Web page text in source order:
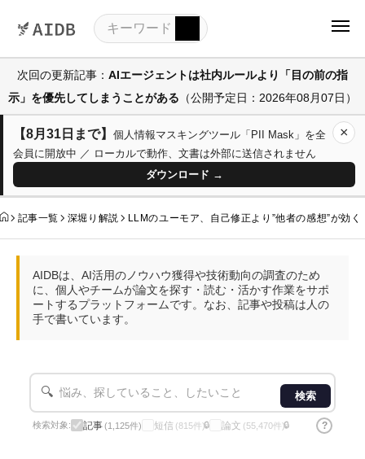
次回の更新記事： AIエージェントは社内ルールより「目の前の指
示」を優先してしまうことがある （公開予定日：2026年08月07日）
【8月31日まで】 個人情報マスキングツール「PII Mask」を全
会員に開放中 ／ ローカルで動作、文書は外部に送信されません
ダウンロード →
×
記事一覧 深堀り解説 LLMのユーモア、自己修正より”他者の感想”が効く
AIDBは、AI活用のノウハウ獲得や技術動向の調査のため
に、個人やチームが論文を探す・読む・活かす作業をサポ
ートするプラットフォームです。なお、記事や投稿は人の
手で書いています。
🔍 検索
検索対象: 記事(1,125件) 短信 (815件)🔒 論文 (55,470件)🔒 ?